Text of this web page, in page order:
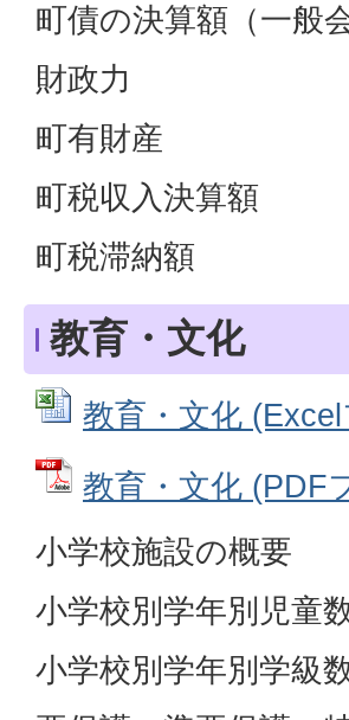
町債の決算額（一般会
財政力
町有財産
町税収入決算額
町税滞納額
教育・文化
教育・文化
教育・文化 (PDF
小学校施設の概要
小学校別学年別児童
小学校別学年別学級